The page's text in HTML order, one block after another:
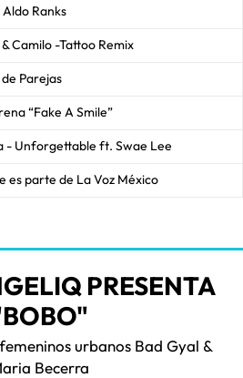
Ranks
Camilo -Tattoo Remix
Parejas
“Fake A Smile”
- Unforgettable ft. Swae Lee
es parte de La Voz México
PRESENTA
urbanos Bad Gyal &
Becerra